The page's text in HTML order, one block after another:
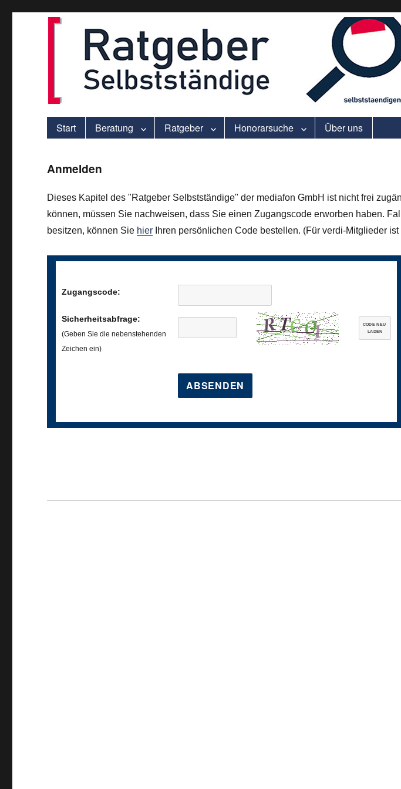
selbststaendigen.info
ver.di-Beratung für Solo-Selbstständige – praxisnah und individuell.
Start Beratung Ratgeber Honorarsuche Über uns
Anmelden
Dieses Kapitel des "Ratgeber Selbstständige" der mediafon GmbH ist nicht frei
können, müssen Sie nachweisen, dass Sie einen Zugangscode erworben haben.
besitzen, können Sie hier Ihren persönlichen Code bestellen. (Für verdi-Mitglieder
Zugangscode:
Sicherheitsabfrage:
(Geben Sie die nebenstehenden
Zeichen ein)
CODE NEU
LADEN